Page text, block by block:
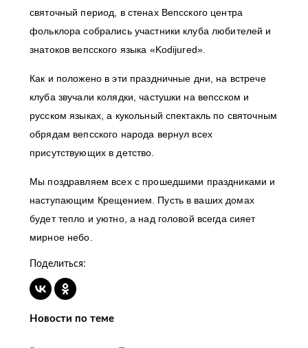
святочный период, в стенах Вепсского центра
фольклора собрались участники клуба любителей и
знатоков вепсского языка «Kodijured».
Как и положено в эти праздничные дни, на встрече
клуба звучали колядки, частушки на вепсском и
русском языках, а кукольный спектакль по святочным
обрядам вепсского народа вернул всех
присутствующих в детство.
Мы поздравляем всех с прошедшими праздниками и
наступающим Крещением. Пусть в ваших домах
будет тепло и уютно, а над головой всегда сияет
мирное небо.
Поделиться:
Новости по теме